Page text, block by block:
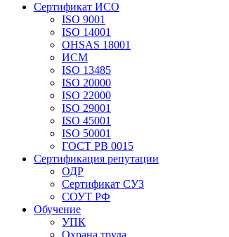
Сертификат ИСО
ISO 9001
ISO 14001
OHSAS 18001
ИСМ
ISO 13485
ISO 20000
ISO 22000
ISO 29001
ISO 45001
ISO 50001
ГОСТ РВ 0015
Сертификация репутации
ОДР
Сертификат СУЗ
СОУТ РФ
Обучение
УПК
Охрана труда